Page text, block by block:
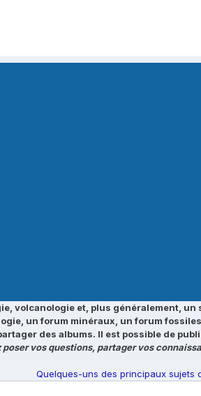
volcanologie et, plus généralement,
un forum minéraux, un forum
des albums. Il est possible de
poser vos questions, partager vos
Quelques-uns des principaux sujets